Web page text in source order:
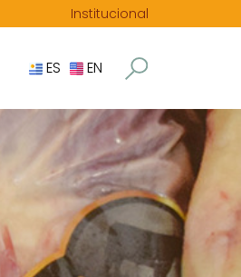
Institucional
ES EN